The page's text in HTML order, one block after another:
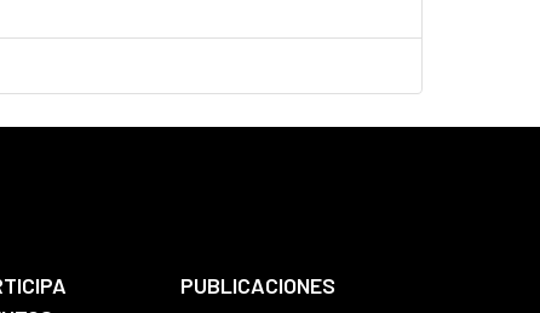
PUBLICACIONES